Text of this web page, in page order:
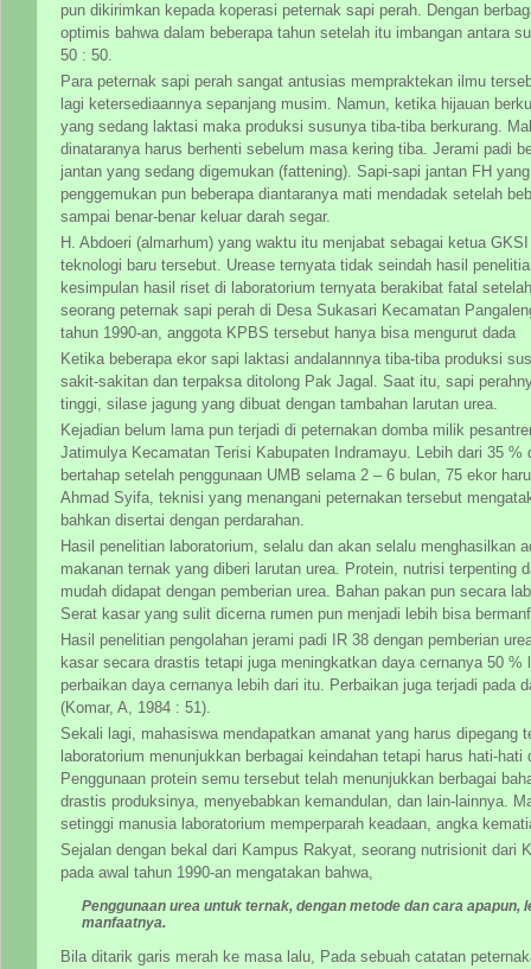
pun dikirimkan kepada koperasi peternak sapi perah. Dengan
optimis bahwa dalam beberapa tahun setelah itu imbangan antara
50 : 50.
Para peternak sapi perah sangat antusias mempraktekan ilmu
lagi ketersediaannya sepanjang musim. Namun, ketika hijauan
yang sedang laktasi maka produksi susunya tiba-tiba berkurang.
dinataranya harus berhenti sebelum masa kering tiba. Jerami padi
jantan yang sedang digemukan (fattening). Sapi-sapi jantan FH
penggemukan pun beberapa diantaranya mati mendadak setelah
sampai benar-benar keluar darah segar.
H. Abdoeri (almarhum) yang waktu itu menjabat sebagai ketua
teknologi baru tersebut. Urease ternyata tidak seindah hasil
kesimpulan hasil riset di laboratorium ternyata berakibat fatal
seorang peternak sapi perah di Desa Sukasari Kecamatan
tahun 1990-an, anggota KPBS tersebut hanya bisa mengurut dada
Ketika beberapa ekor sapi laktasi andalannnya tiba-tiba produksi
sakit-sakitan dan terpaksa ditolong Pak Jagal. Saat itu, sapi
tinggi, silase jagung yang dibuat dengan tambahan larutan urea.
Kejadian belum lama pun terjadi di peternakan domba milik
Jatimulya Kecamatan Terisi Kabupaten Indramayu. Lebih dari 35
bertahap setelah penggunaan UMB selama 2 – 6 bulan, 75 ekor
Ahmad Syifa, teknisi yang menangani peternakan tersebut
bahkan disertai dengan perdarahan.
Hasil penelitian laboratorium, selalu dan akan selalu menghasilkan
makanan ternak yang diberi larutan urea. Protein, nutrisi terpenting
mudah didapat dengan pemberian urea. Bahan pakan pun secara
Serat kasar yang sulit dicerna rumen pun menjadi lebih bisa
Hasil penelitian pengolahan jerami padi IR 38 dengan pemberian
kasar secara drastis tetapi juga meningkatkan daya cernanya 50
perbaikan daya cernanya lebih dari itu. Perbaikan juga terjadi pada
(Komar, A, 1984 : 51).
Sekali lagi, mahasiswa mendapatkan amanat yang harus dipegang
laboratorium menunjukkan berbagai keindahan tetapi harus hati-
Penggunaan protein semu tersebut telah menunjukkan berbagai
drastis produksinya, menyebabkan kemandulan, dan lain-lainnya.
setinggi manusia laboratorium memperparah keadaan, angka
Sejalan dengan bekal dari Kampus Rakyat, seorang nutrisionit dari
pada awal tahun 1990-an mengatakan bahwa,
Penggunaan urea untuk ternak, dengan metode dan cara apapun,
manfaatnya.
Bila ditarik garis merah ke masa lalu, Pada sebuah catatan